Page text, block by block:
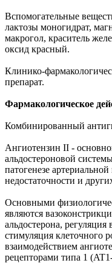
Вспомогательные
лактозы моногидрат,
макрогол, краситель
оксид красный.
Клинико-
препарат.
Фармакологическое
Комбинированный
Ангиотензин II -
альдостероновой
патогенезе
недостаточности и
Основными
являются
альдостерона,
стимуляция клеточного
взаимодействием
рецепторами типа 1